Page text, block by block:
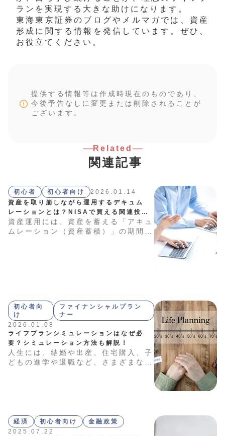
ランを実現する大きな助けになります。
東海東京証券のブログやメルマガでは、資産
形成に関する情報を発信しています。ぜひ、
お役立てください。
提供する情報等は作成時現在のものであり、
今後予告なしに変更または削除されることが
ございます。
Related
関連記事
初心者 初心者向け
2026.01.14
資産を取り崩しながら運用するデキュム
レーションとは？NISAで買える関連投資
信託も紹介！
資産運用には、資産を蓄える「アキュ
ムレーション（資産蓄積）」の期間
初心者向
け
ファイナンシャルプラン
ナー
2026.01.08
ライフプランシミュレーションはなぜ必
要？シミュレーション方法も解説！
人生には、結婚や出産、住宅購入、子
どもの進学や退職など、さまざまなラ
ンシミュレーション」について解説し
ます。
経済 初心者向け
金融政策
2025.07.22